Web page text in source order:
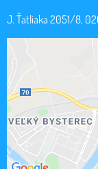
J. Ťatliaka 2051/8,